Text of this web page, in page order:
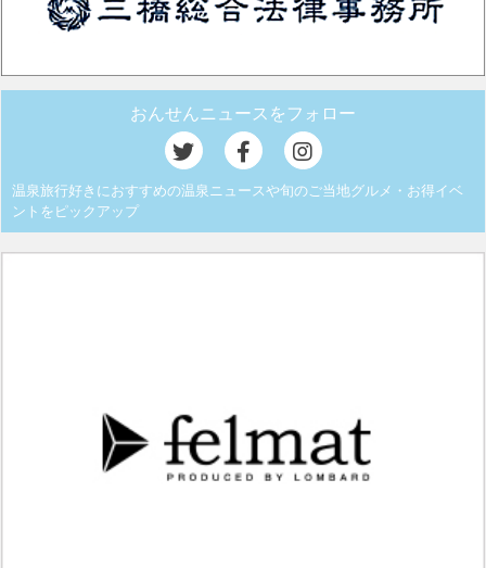
おんせんニュースをフォロー
温泉旅行好きにおすすめの温泉ニュースや旬のご当地グルメ・お得イベ
ントをピックアップ